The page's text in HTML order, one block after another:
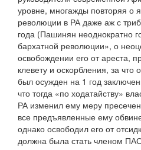
уровне, многажды повторяя о
революции в РА даже аж с
года (Пашинян неоднократно
бархатной революции», о
освобождении его от ареста,
клевету и оскорбления, за
был осужден на 1 год
что тогда «по ходатайству»
РА изменил ему меру
все предъявленные ему
однако освободил его от
должна была стать членом